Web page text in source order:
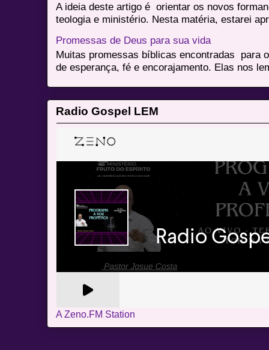
A ideia deste artigo é orientar os novos
teologia e ministério. Nesta matéria, estarei
Promessas de Deus para sua vida
Muitas promessas bíblicas encontradas para
de esperança, fé e encorajamento. Elas nos
Radio Gospel LEM
A Zeno.FM Station